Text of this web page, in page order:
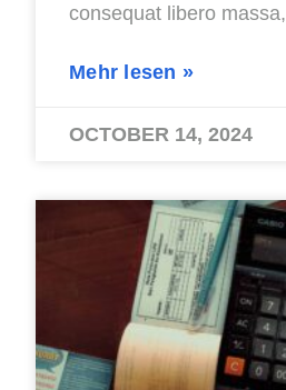
consequat libero massa,
Mehr lesen »
OCTOBER 14, 2024